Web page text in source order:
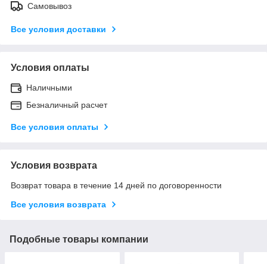
Самовывоз
Все условия доставки
Условия оплаты
Наличными
Безналичный расчет
Все условия оплаты
Условия возврата
Возврат товара в течение 14 дней по договоренности
Все условия возврата
Подобные товары компании